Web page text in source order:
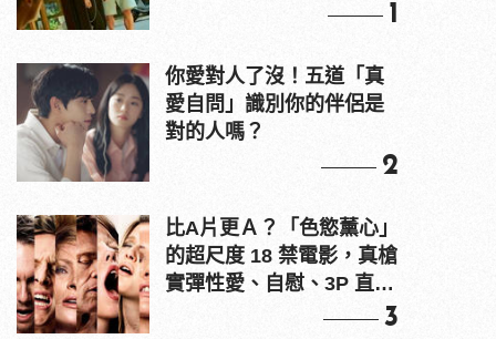
1
你愛對人了沒！五道「真
愛自問」識別你的伴侶是
對的人嗎？
2
比A片更Ａ？「色慾薰心」
的超尺度 18 禁電影，真槍
實彈性愛、自慰、3P 直接
3